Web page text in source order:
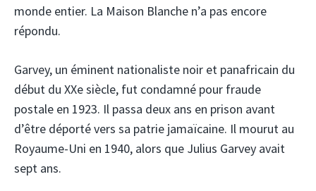
monde entier. La Maison Blanche n’a pas encore
répondu.
Garvey, un éminent nationaliste noir et panafricain du
début du XXe siècle, fut condamné pour fraude
postale en 1923. Il passa deux ans en prison avant
d’être déporté vers sa patrie jamaïcaine. Il mourut au
Royaume-Uni en 1940, alors que Julius Garvey avait
sept ans.